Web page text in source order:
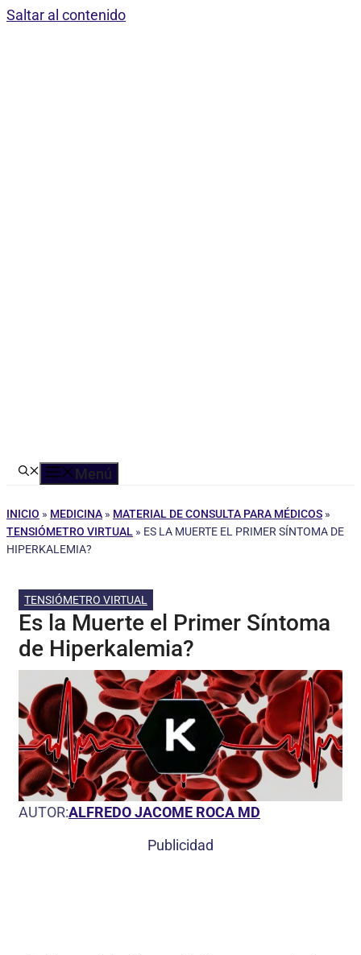
Saltar al contenido
Menú
INICIO » MEDICINA » MATERIAL DE CONSULTA PARA MÉDICOS »
TENSIÓMETRO VIRTUAL » ES LA MUERTE EL PRIMER SÍNTOMA DE
HIPERKALEMIA?
TENSIÓMETRO VIRTUAL
Es la Muerte el Primer Síntoma
de Hiperkalemia?
AUTOR:ALFREDO JACOME ROCA MD
Publicidad